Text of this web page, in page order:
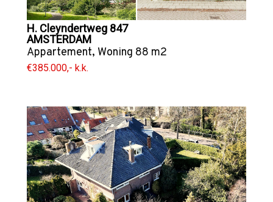
H. Cleyndertweg 847
AMSTERDAM
Appartement, Woning 88 m2
€385.000,- k.k.